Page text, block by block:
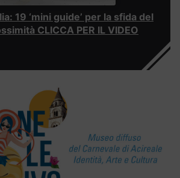
19 ‘mini guide’ per la sfida del
CLICCA PER IL VIDEO